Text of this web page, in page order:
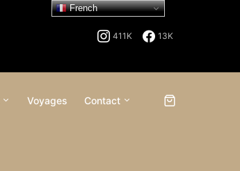
411K 13K
Voyages Contact
French